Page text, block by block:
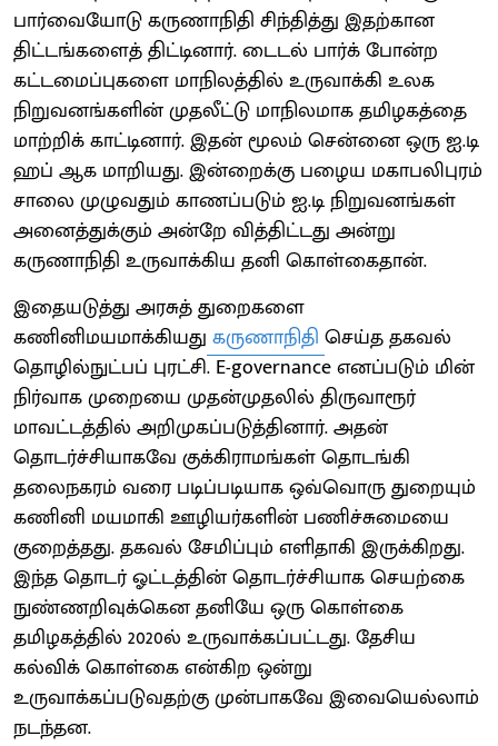
பார்வையோடு கருணாநிதி சிந்தித்து இதற்கான
திட்டங்களைத் திட்டினார். டைடல் பார்க் போன்ற
கட்டமைப்புகளை மாநிலத்தில் உருவாக்கி உலக
நிறுவனங்களின் முதலீட்டு மாநிலமாக தமிழகத்தை
மாற்றிக் காட்டினார். இதன் மூலம் சென்னை ஒரு ஐ.டி
ஹப் ஆக மாறியது. இன்றைக்கு பழைய மகாபலிபுரம்
சாலை முழுவதும் காணப்படும் ஐ.டி நிறுவனங்கள்
அனைத்துக்கும் அன்றே வித்திட்டது அன்று
கருணாநிதி உருவாக்கிய தனி கொள்கைதான்.
இதையடுத்து அரசுத் துறைகளை
கணினிமயமாக்கியது கருணாநிதி செய்த தகவல்
தொழில்நுட்பப் புரட்சி. E-governance எனப்படும் மின்
நிர்வாக முறையை முதன்முதலில் திருவாரூர்
மாவட்டத்தில் அறிமுகப்படுத்தினார். அதன்
தொடர்ச்சியாகவே குக்கிராமங்கள் தொடங்கி
தலைநகரம் வரை படிப்படியாக ஒவ்வொரு துறையும்
கணினி மயமாகி ஊழியர்களின் பணிச்சுமையை
குறைத்தது. தகவல் சேமிப்பும் எளிதாகி இருக்கிறது.
இந்த தொடர் ஓட்டத்தின் தொடர்ச்சியாக செயற்கை
நுண்ணறிவுக்கென தனியே ஒரு கொள்கை
தமிழகத்தில் 2020ல் உருவாக்கப்பட்டது. தேசிய
கல்விக் கொள்கை என்கிற ஒன்று
உருவாக்கப்படுவதற்கு முன்பாகவே இவையெல்லாம்
நடந்தன.